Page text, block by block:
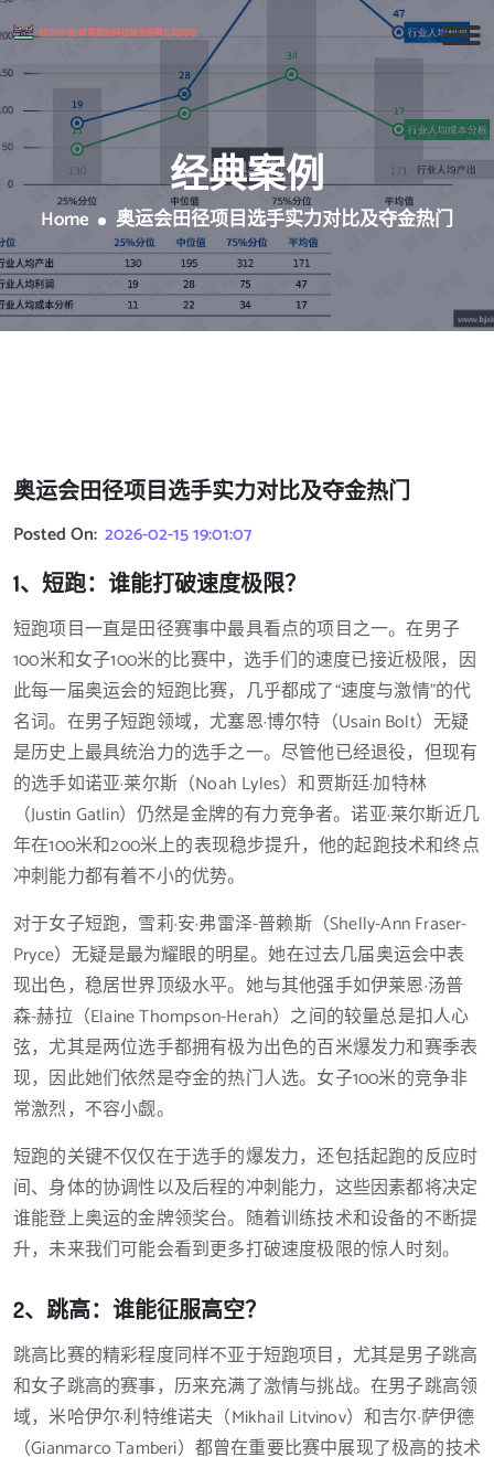
经典案例
Home 奥运会田径项目选手实力对比及夺金热门
奥运会田径项目选手实力对比及夺金热门
Posted On: 2026-02-15 19:01:07
1、短跑：谁能打破速度极限？
短跑项目一直是田径赛事中最具看点的项目之一。在男子
100米和女子100米的比赛中，选手们的速度已接近极限，因
此每一届奥运会的短跑比赛，几乎都成了“速度与激情”的代
名词。在男子短跑领域，尤塞恩·博尔特（Usain Bolt）无疑
是历史上最具统治力的选手之一。尽管他已经退役，但现有
的选手如诺亚·莱尔斯（Noah Lyles）和贾斯廷·加特林
（Justin Gatlin）仍然是金牌的有力竞争者。诺亚·莱尔斯近几
年在100米和200米上的表现稳步提升，他的起跑技术和终点
冲刺能力都有着不小的优势。
对于女子短跑，雪莉·安·弗雷泽-普赖斯（Shelly-Ann Fraser-
Pryce）无疑是最为耀眼的明星。她在过去几届奥运会中表
现出色，稳居世界顶级水平。她与其他强手如伊莱恩·汤普
森-赫拉（Elaine Thompson-Herah）之间的较量总是扣人心
弦，尤其是两位选手都拥有极为出色的百米爆发力和赛季表
现，因此她们依然是夺金的热门人选。女子100米的竞争非
常激烈，不容小觑。
短跑的关键不仅仅在于选手的爆发力，还包括起跑的反应时
间、身体的协调性以及后程的冲刺能力，这些因素都将决定
谁能登上奥运的金牌领奖台。随着训练技术和设备的不断提
升，未来我们可能会看到更多打破速度极限的惊人时刻。
2、跳高：谁能征服高空？
跳高比赛的精彩程度同样不亚于短跑项目，尤其是男子跳高
和女子跳高的赛事，历来充满了激情与挑战。在男子跳高领
域，米哈伊尔·利特维诺夫（Mikhail Litvinov）和吉尔·萨伊德
（Gianmarco Tamberi）都曾在重要比赛中展现了极高的技术